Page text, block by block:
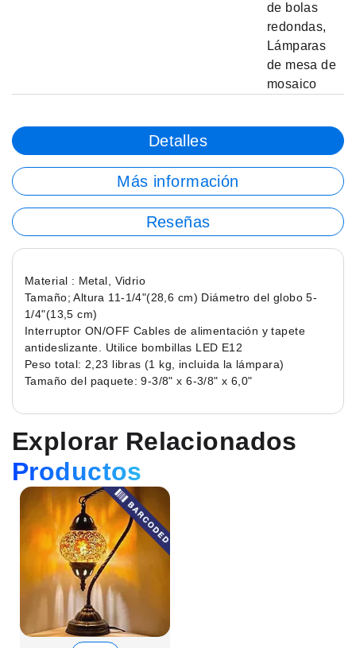
de bolas
redondas,
Lámparas
de mesa de
mosaico
Detalles
Más información
Reseñas
Material : Metal, Vidrio
Tamaño; Altura 11-1/4"(28,6 cm) Diámetro del globo 5-
1/4"(13,5 cm)
Interruptor ON/OFF Cables de alimentación y tapete
antideslizante. Utilice bombillas LED E12
Peso total: 2,23 libras (1 kg, incluida la lámpara)
Tamaño del paquete: 9-3/8" x 6-3/8" x 6,0"
Explorar Relacionados
Productos